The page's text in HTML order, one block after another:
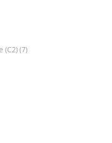
(C2)(7)